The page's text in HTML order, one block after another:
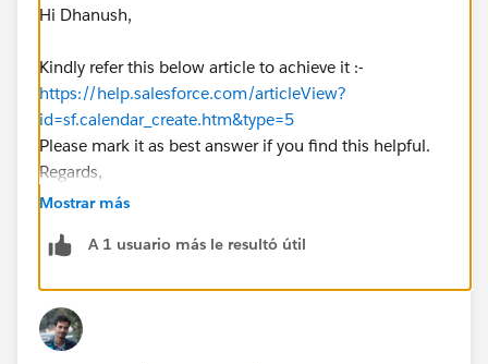
Hi Dhanush,
Kindly refer this below article to achieve it :-
https://help.salesforce.com/articleView?
id=sf.calendar_create.htm&type=5
Please mark it as best answer if you find this helpful.
Regards,
Priya Ranjan
Mostrar más
A 1 usuario más le resultó útil